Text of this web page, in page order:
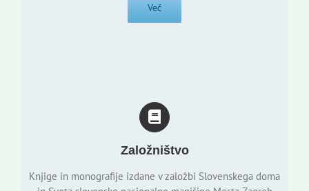
Več
Založništvo
Knjige in monografije izdane v založbi Slovenskega doma